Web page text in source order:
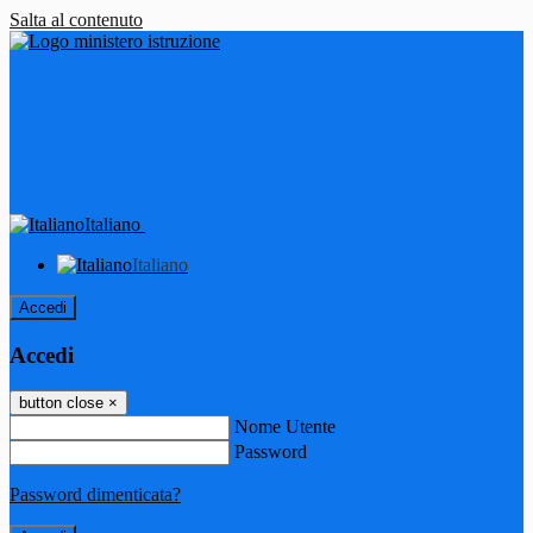
Salta al contenuto
Italiano
Italiano
Accedi
Accedi
button close ×
Nome Utente
Password
Password dimenticata?